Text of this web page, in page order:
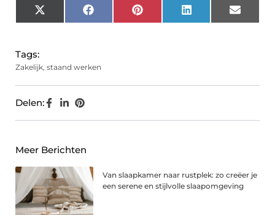
X
(Twitter)
FacebookPinterest LinkedIn Email
Tags:
Zakelijk, staand werken
Delen:
Meer Berichten
Van slaapkamer naar rustplek: zo creëer je
een serene en stijlvolle slaapomgeving